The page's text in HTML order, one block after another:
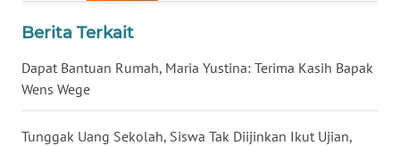
Berita Terkait
Dapat Bantuan Rumah, Maria Yustina: Terima Kasih Bapak
Wens Wege
Tunggak Uang Sekolah, Siswa Tak Diijinkan Ikut Ujian,
KALTENG
WN
KALTARA